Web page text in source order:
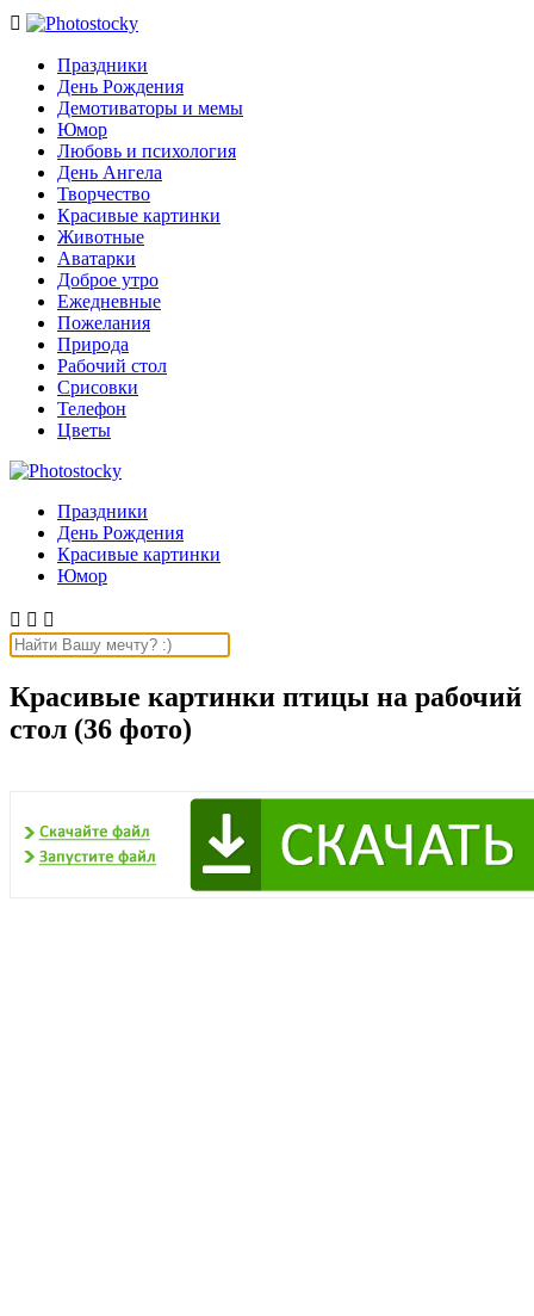

Праздники
День Рождения
Демотиваторы и мемы
Юмор
Любовь и психология
День Ангела
Творчество
Красивые картинки
Животные
Аватарки
Доброе утро
Ежедневные
Пожелания
Природа
Рабочий стол
Срисовки
Телефон
Цветы
Праздники
День Рождения
Красивые картинки
Юмор
  
Красивые картинки птицы на рабочий
стол (36 фото)